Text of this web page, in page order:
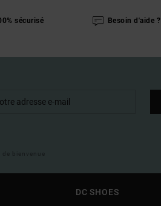
sécurisé Besoin d'aide ?
bienvenue
DC SHOES